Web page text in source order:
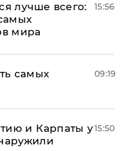
лучше всего:
мира
15:56
самых
09:19
и Карпаты у15:50